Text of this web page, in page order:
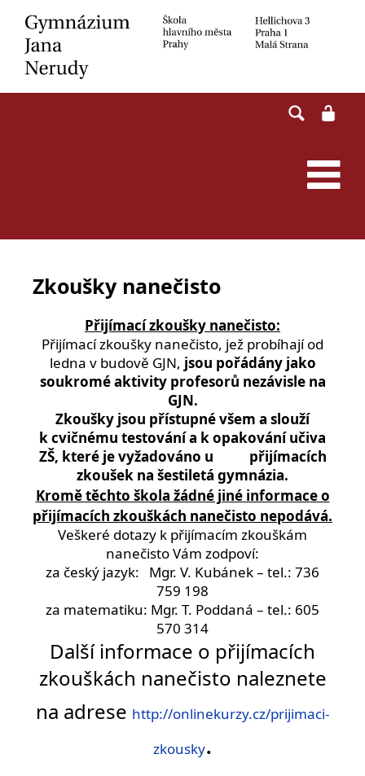
content
Zkoušky nanečisto
Přijímací zkoušky nanečisto:
Přijímací zkoušky nanečisto, jež probíhají od
ledna v budově GJN, jsou pořádány jako
soukromé aktivity profesorů nezávisle na
GJN.
Zkoušky jsou přístupné všem a slouží
k cvičnému testování a k opakování učiva
ZŠ, které je vyžadováno u přijímacích
zkoušek na šestiletá gymnázia.
Kromě těchto škola žádné jiné informace o
přijímacích zkouškách nanečisto nepodává.
Veškeré dotazy k přijímacím zkouškám
nanečisto Vám zodpoví:
za český jazyk: Mgr. V. Kubánek – tel.: 736
759 198
za matematiku: Mgr. T. Poddaná – tel.: 605
570 314
Další informace o přijímacích
zkouškách nanečisto naleznete
na adrese http://onlinekurzy.cz/prijimaci-
zkousky.